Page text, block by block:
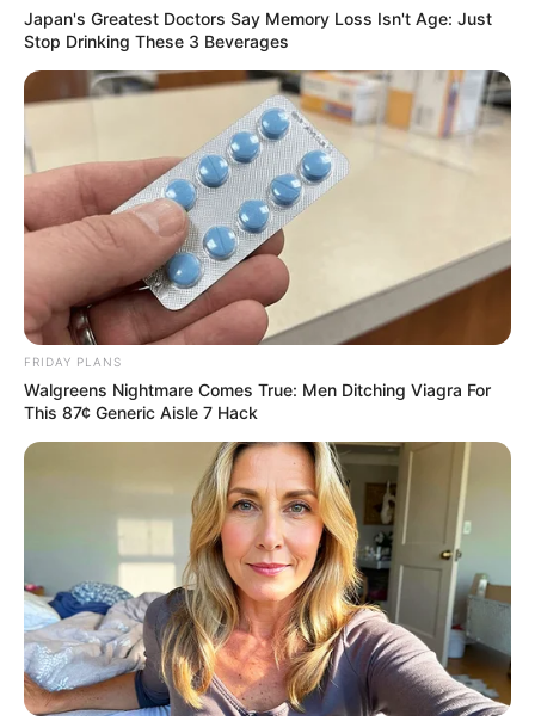
Pfizer's Billion-Dollar Nightmare: Men Ditching Viagra
For This 87¢ Aisle 7 Blue Pill
FRIDAY PLANS
ER Doctor: "I Threw Out My Viagra After What I
Japan's Greatest Doctors Say Memory Loss Isn't Age: Just
Stop Drinking These 3 Beverages
FRIDAY PLANS
Walgreens Nightmare Comes True: Men Ditching Viagra For
This 87¢ Generic Aisle 7 Hack